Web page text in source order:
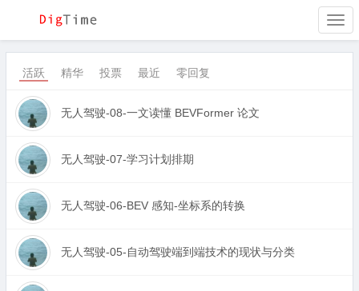
活跃 精华 投票 最近 零回复
无人驾驶-08-一文读懂 BEVFormer 论文
无人驾驶-07-学习计划排期
无人驾驶-06-BEV 感知-坐标系的转换
无人驾驶-05-自动驾驶端到端技术的现状与分类